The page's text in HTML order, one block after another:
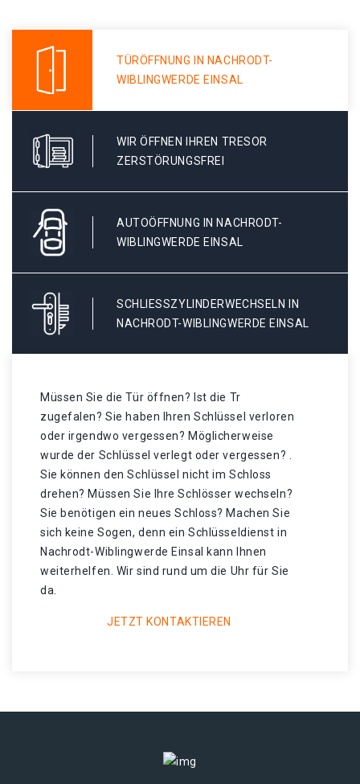
TÜRÖFFNUNG IN NACHRODT-
WIBLINGWERDE EINSAL
WIR ÖFFNEN IHREN TRESOR
ZERSTÖRUNGSFREI
AUTOÖFFNUNG IN NACHRODT-
WIBLINGWERDE EINSAL
SCHLIESSZYLINDERWECHSELN IN N
ACHRODT-WIBLINGWERDE EINSAL
Müssen Sie die Tür öffnen? Ist die Tr
zugefalen? Sie haben Ihren Schlüssel verloren
oder irgendwo vergessen? Möglicherweise
wurde der Schlüssel verlegt oder vergessen? .
Sie können den Schlüssel nicht im Schloss
drehen? Müssen Sie Ihre Schlösser wechseln?
Sie benötigen ein neues Schloss? Machen Sie
sich keine Sogen, denn ein Schlüsseldienst in
Nachrodt-Wiblingwerde Einsal kann Ihnen
weiterhelfen. Wir sind rund um die Uhr für Sie
da.
JETZT KONTAKTIEREN